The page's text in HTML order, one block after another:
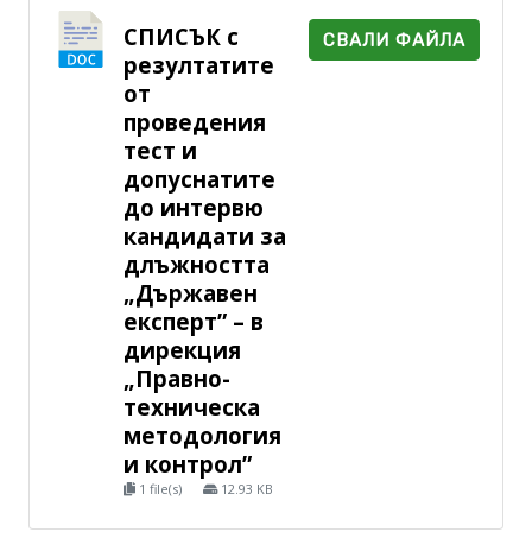
СПИСЪК с
резултатите
от
проведения
тест и
допуснатите
до интервю
кандидати за
длъжността
„Държавен
експерт” – в
дирекция
„Правно-
техническа
методология
и контрол”
1 file(s) 12.93 KB
СВАЛИ ФАЙЛА